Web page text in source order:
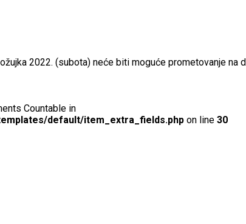
2022. (subota) neće biti moguće prometovanje
Countable in
default/item_extra_fields.php on line 30